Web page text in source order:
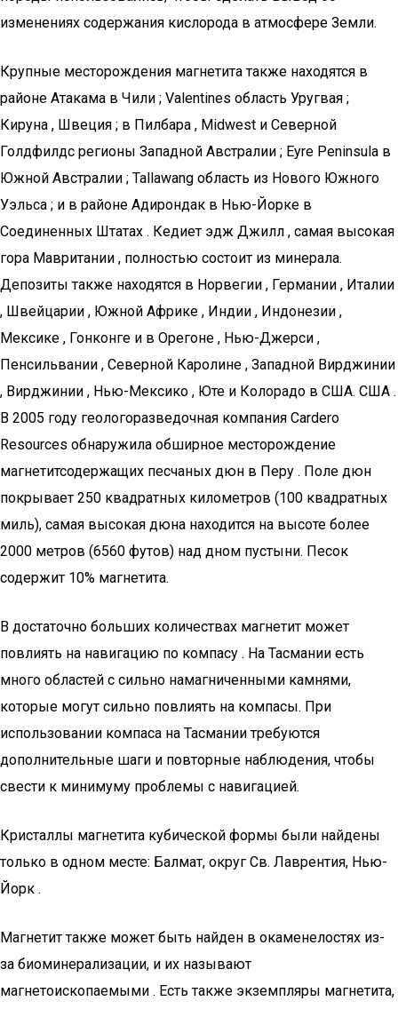
изменениях содержания кислорода в атмосфере Земли.
Крупные месторождения магнетита также находятся в
районе Атакама в Чили ; Valentines область Уругвая ;
Кируна , Швеция ; в Пилбара , Midwest и Северной
Голдфилдс регионы Западной Австралии ; Eyre Peninsula в
Южной Австралии ; Tallawang область из Нового Южного
Уэльса ; и в районе Адирондак в Нью-Йорке в
Соединенных Штатах . Кедиет эдж Джилл , самая высокая
гора Мавритании , полностью состоит из минерала.
Депозиты также находятся в Норвегии , Германии , Италии
, Швейцарии , Южной Африке , Индии , Индонезии ,
Мексике , Гонконге и в Орегоне , Нью-Джерси ,
Пенсильвании , Северной Каролине , Западной Вирджинии
, Вирджинии , Нью-Мексико , Юте и Колорадо в США. США .
В 2005 году геологоразведочная компания Cardero
Resources обнаружила обширное месторождение
магнетитсодержащих песчаных дюн в Перу . Поле дюн
покрывает 250 квадратных километров (100 квадратных
миль), самая высокая дюна находится на высоте более
2000 метров (6560 футов) над дном пустыни. Песок
содержит 10% магнетита.
В достаточно больших количествах магнетит может
повлиять на навигацию по компасу . На Тасмании есть
много областей с сильно намагниченными камнями,
которые могут сильно повлиять на компасы. При
использовании компаса на Тасмании требуются
дополнительные шаги и повторные наблюдения, чтобы
свести к минимуму проблемы с навигацией.
Кристаллы магнетита кубической формы были найдены
только в одном месте: Балмат, округ Св. Лаврентия, Нью-
Йорк .
Магнетит также может быть найден в окаменелостях из-
за биоминерализации, и их называют
магнетоископаемыми . Есть также экземпляры магнетита,